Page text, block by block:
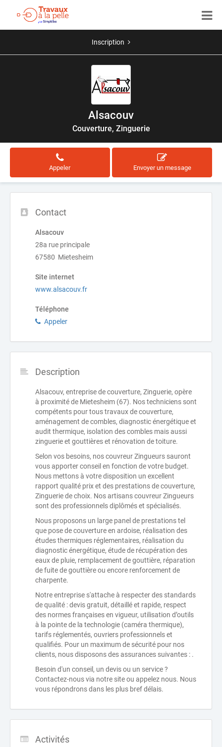
Inscription
Alsacouv
Couverture, Zinguerie
Appeler Envoyer un message
Contact
Alsacouv
28a rue principale
67580 Mietesheim
Site internet
www.alsacouv.fr
Téléphone
Appeler
Description
Alsacouv, entreprise de couverture, Zinguerie, opère
à proximité de Mietesheim (67). Nos techniciens sont
compétents pour tous travaux de couverture,
aménagement de combles, diagnostic énergétique et
audit thermique, isolation des combles mais aussi
zinguerie et gouttières et rénovation de toiture.
Selon vos besoins, nos couvreur Zingueurs sauront
vous apporter conseil en fonction de votre budget.
Nous mettons à votre disposition un excellent
rapport qualité prix et des prestations de couverture,
Zinguerie de choix. Nos artisans couvreur Zingueurs
sont des professionnels diplômés et spécialisés.
Nous proposons un large panel de prestations tel
que pose de couverture en ardoise, réalisation des
études thermiques réglementaires, réalisation du
diagnostic énergétique, étude de récupération des
eaux de pluie, remplacement de gouttière, réparation
de fuite de gouttière ou encore renforcement de
charpente.
Notre entreprise s'attache à respecter des standards
de qualité : devis gratuit, détaillé et rapide, respect
des normes françaises en vigueur, utilisation d’outils
à la pointe de la technologie (caméra thermique),
tarifs réglementés, ouvriers professionnels et
qualifiés. Pour un maximum de sécurité pour nos
clients, nous disposons des assurances suivantes : .
Besoin d'un conseil, un devis ou un service ?
Contactez-nous via notre site ou appelez nous. Nous
vous répondrons dans les plus bref délais.
Activités